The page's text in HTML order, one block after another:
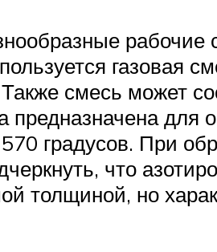
газовая
смесь может
для
градусов. При
что
толщиной, но